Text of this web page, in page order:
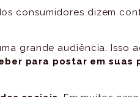
consumidores dizem
grande audiência. Isso
para postar em suas